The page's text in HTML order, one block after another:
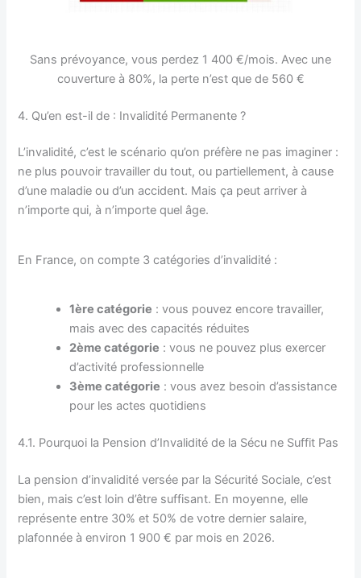
Sans prévoyance, vous perdez 1 400 €/mois. Avec une
couverture à 80%, la perte n’est que de 560 €
4. Qu’en est-il de : Invalidité Permanente ?
L’invalidité, c’est le scénario qu’on préfère ne pas imaginer :
ne plus pouvoir travailler du tout, ou partiellement, à cause
d’une maladie ou d’un accident. Mais ça peut arriver à
n’importe qui, à n’importe quel âge.
En France, on compte 3 catégories d’invalidité :
1ère catégorie : vous pouvez encore travailler,
mais avec des capacités réduites
2ème catégorie : vous ne pouvez plus exercer
d’activité professionnelle
3ème catégorie : vous avez besoin d’assistance
pour les actes quotidiens
4.1. Pourquoi la Pension d’Invalidité de la Sécu ne Suffit Pas
La pension d’invalidité versée par la Sécurité Sociale, c’est
bien, mais c’est loin d’être suffisant. En moyenne, elle
représente entre 30% et 50% de votre dernier salaire,
plafonnée à environ 1 900 € par mois en 2026.